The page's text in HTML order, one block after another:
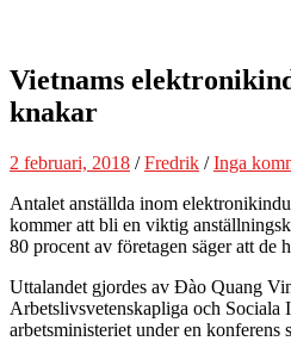
Vietnams
knakar
2 februari, 2018 /Fredrik /Inga
Antalet anställda inom
kommer att bli en viktig
80 procent av företagen säger att de
Uttalandet gjordes av Đào Quang
Arbetslivsvetenskapliga och
arbetsministeriet under en konferens